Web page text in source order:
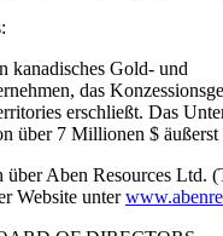
kanadisches Gold- und
das
erschließt. Das
über 7 Millionen $
über Aben Resources Ltd.
Website unter